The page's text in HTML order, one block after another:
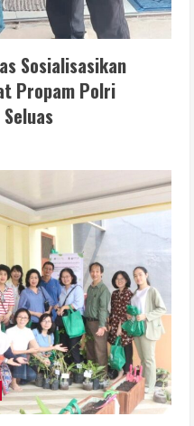
Sosialisasikan
Propam Polri